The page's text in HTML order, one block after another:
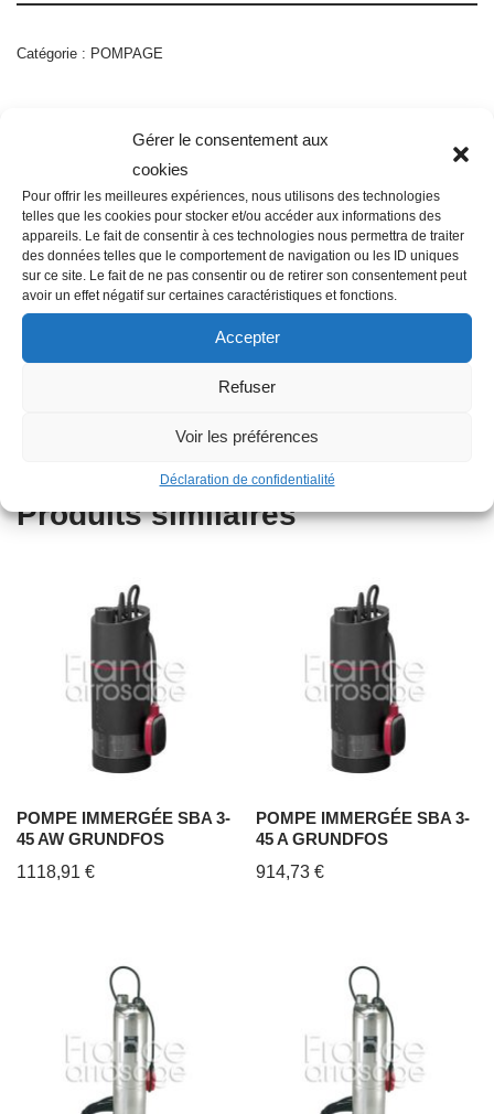
Gérer le consentement aux
cookies
Pour offrir les meilleures expériences, nous utilisons des technologies
telles que les cookies pour stocker et/ou accéder aux informations des
appareils. Le fait de consentir à ces technologies nous permettra de traiter
des données telles que le comportement de navigation ou les ID uniques
sur ce site. Le fait de ne pas consentir ou de retirer son consentement peut
avoir un effet négatif sur certaines caractéristiques et fonctions.
Accepter
Refuser
Voir les préférences
Déclaration de confidentialité
Catégorie : POMPAGE
Famille : Q05
Filetage raccord : 1″1/4
Raccordement : Mâle-Femelle
Type : Flexible eau froide sans coude
Produits similaires
POMPE IMMERGÉE SBA 3-
45 AW GRUNDFOS
1118,91 €
POMPE IMMERGÉE SBA 3-
45 A GRUNDFOS
914,73€